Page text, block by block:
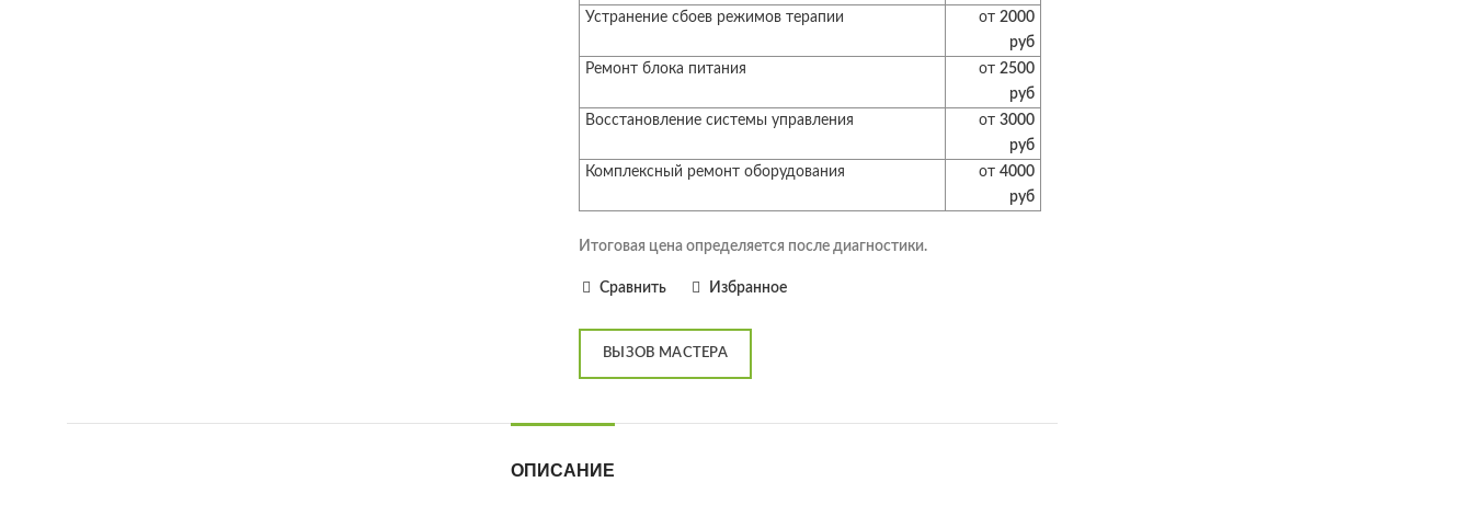
Устранение сбоев режимов терапии
от2000
руб
Ремонт блока питания
от2500
руб
Восстановление системы управления
от3000
руб
Комплексный ремонт оборудования
от4000
руб
Итоговая цена определяется после диагностики.
Сравнить Избранное
ВЫЗОВ МАСТЕРА
ОПИСАНИЕ